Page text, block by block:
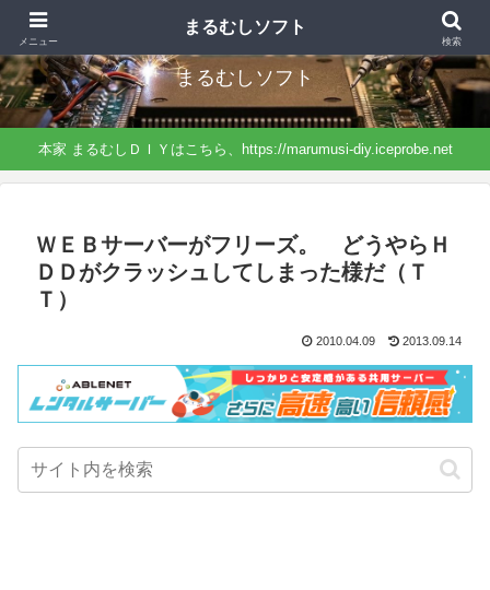
まるむしＤＩＹから分離したサイト、ソフトに特化したネタになっています。
まるむしソフト
本家 まるむしＤＩＹはこちら、https://marumusi-diy.iceprobe.net
ＷＥＢサーバーがフリーズ。 どうやらＨ
ＤＤがクラッシュしてしまった様だ（Ｔ
Ｔ）
2010.04.09 2013.09.14
メニュー
まるむしソフト
検索